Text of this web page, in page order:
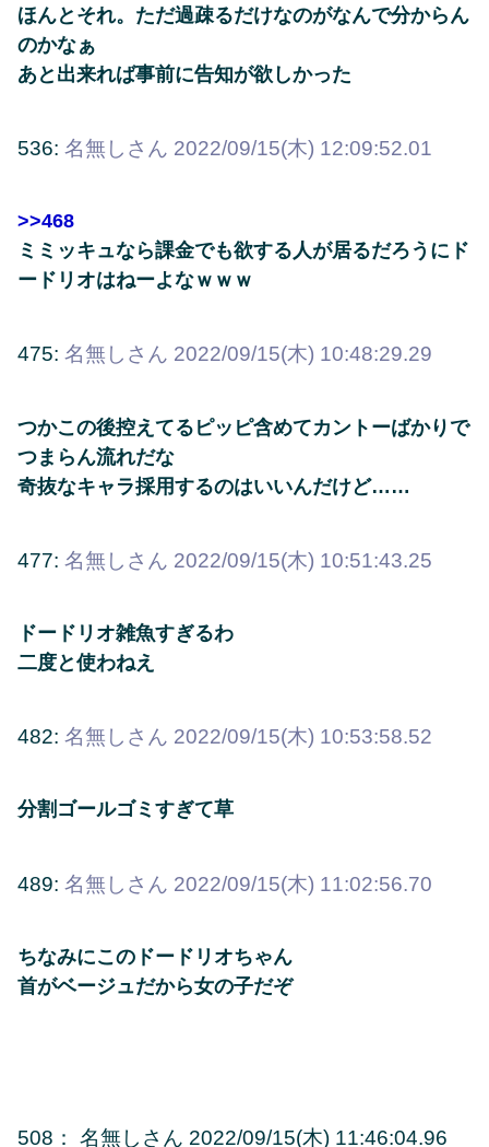
ほんとそれ。ただ過疎るだけなのがなんで分からん
のかなぁ
あと出来れば事前に告知が欲しかった
536: 名無しさん 2022/09/15(木) 12:09:52.01
>>468
ミミッキュなら課金でも欲する人が居るだろうにド
ードリオはねーよなｗｗｗ
475: 名無しさん 2022/09/15(木) 10:48:29.29
つかこの後控えてるピッピ含めてカントーばかりで
つまらん流れだな
奇抜なキャラ採用するのはいいんだけど……
477: 名無しさん 2022/09/15(木) 10:51:43.25
ドードリオ雑魚すぎるわ
二度と使わねえ
482: 名無しさん 2022/09/15(木) 10:53:58.52
分割ゴールゴミすぎて草
489: 名無しさん 2022/09/15(木) 11:02:56.70
ちなみにこのドードリオちゃん
首がベージュだから女の子だぞ
508 ： 名無しさん 2022/09/15(木) 11:46:04.96